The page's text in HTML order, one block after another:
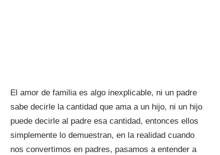
El amor de familia es algo inexplicable, ni un padre
sabe decirle la cantidad que ama a un hijo, ni un hijo
puede decirle al padre esa cantidad, entonces ellos
simplemente lo demuestran, en la realidad cuando
nos convertimos en padres, pasamos a entender a